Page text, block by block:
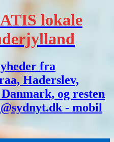
lokale
fra
Haderslev,
og resten
- mobil